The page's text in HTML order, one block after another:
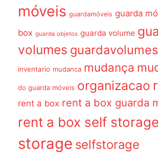
móveis guardamóveis guarda
box guarda objetos guarda volume
volumes guardavolumes
inventario mudanca mudança
do guarda móveis organizacao
rent a box rent a box guarda
rent a box self storage
storage selfstorage